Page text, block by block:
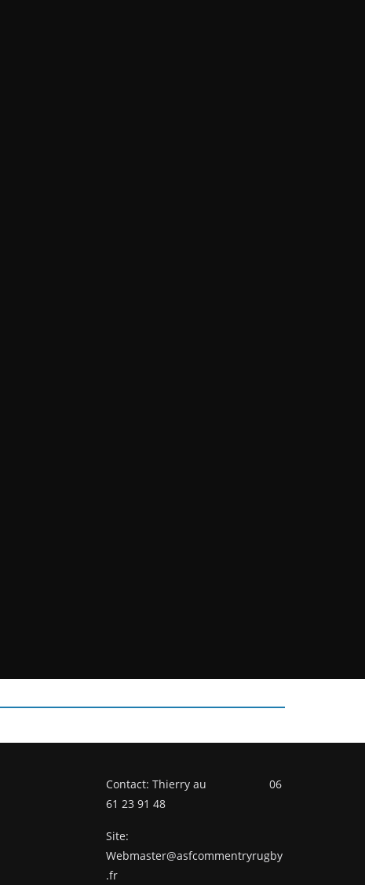
Contact: Thierry au 06
61 23 91 48
Site:
Webmaster@asfcommentryrugby
.fr